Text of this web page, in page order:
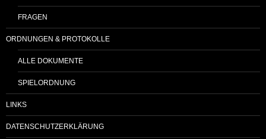
FRAGEN
ORDNUNGEN & PROTOKOLLE
ALLE DOKUMENTE
SPIELORDNUNG
LINKS
DATENSCHUTZERKLÄRUNG